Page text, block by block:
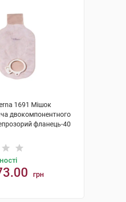
1691 Мішок
двокомпонентного
фланець-40
грн